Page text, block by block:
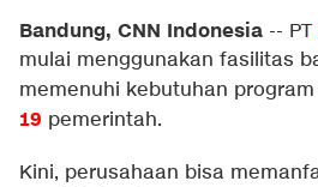
Bandung, CNN Indonesia -- PT
mulai menggunakan fasilitas
memenuhi kebutuhan
19 pemerintah.
Kini, perusahaan bisa